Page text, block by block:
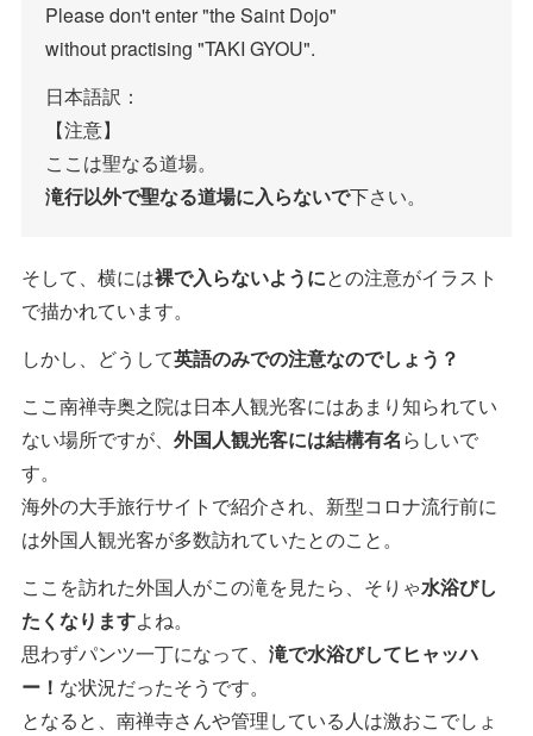
Please don't enter "the Saint Dojo"
without practising "TAKI GYOU".
日本語訳：
【注意】
ここは聖なる道場。
滝行以外で聖なる道場に入らないで下さい。
そして、横には裸で入らないようにとの注意がイラスト
で描かれています。
しかし、どうして英語のみでの注意なのでしょう？
ここ南禅寺奥之院は日本人観光客にはあまり知られてい
ない場所ですが、 外国人観光客には結構有名らしいで
す。
海外の大手旅行サイトで紹介され、新型コロナ流行前に
は外国人観光客が多数訪れていたとのこと。
ここを訪れた外国人がこの滝を見たら、そりゃ水浴びし
たくなりますよね。
思わずパンツ一丁になって、 滝で水浴びしてヒャッハ
ー！ な状況だったそうです。
となると、南禅寺さんや管理している人は激おこでしょ